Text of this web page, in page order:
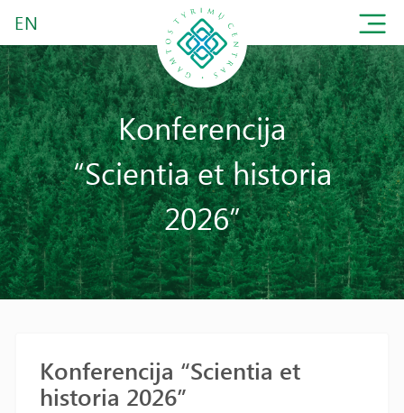
EN
Konferencija
“Scientia et historia
2026”
Konferencija “Scientia et
historia 2026”